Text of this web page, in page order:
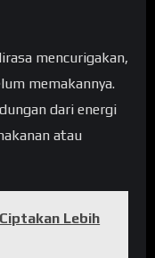
mencurigakan,
memakannya.
dari energi
atau
Lebih